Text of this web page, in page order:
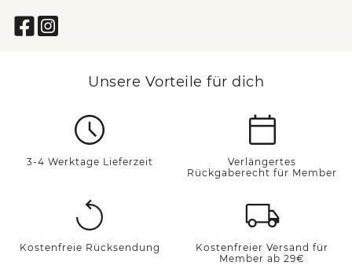
Unsere Vorteile für dich
3-4 Werktage Lieferzeit
Verlängertes
Rückgaberecht für Member
Kostenfreie Rücksendung
Kostenfreier Versand für
Member ab 29€